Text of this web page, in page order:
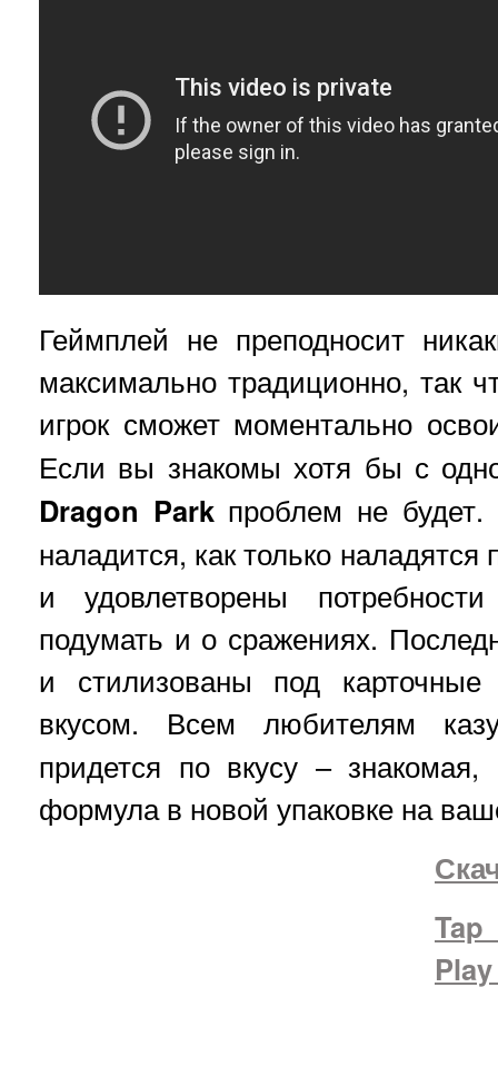
Геймплей не преподносит
максимально традиционно, так
игрок сможет моментально
Если вы знакомы хотя бы с
Dragon Parkпроблем не будет.
наладится, как только
и удовлетворены
подумать и о сражениях.
и стилизованы под
вкусом. Всем любителям
придется по вкусу –
формула в новой упаковке на